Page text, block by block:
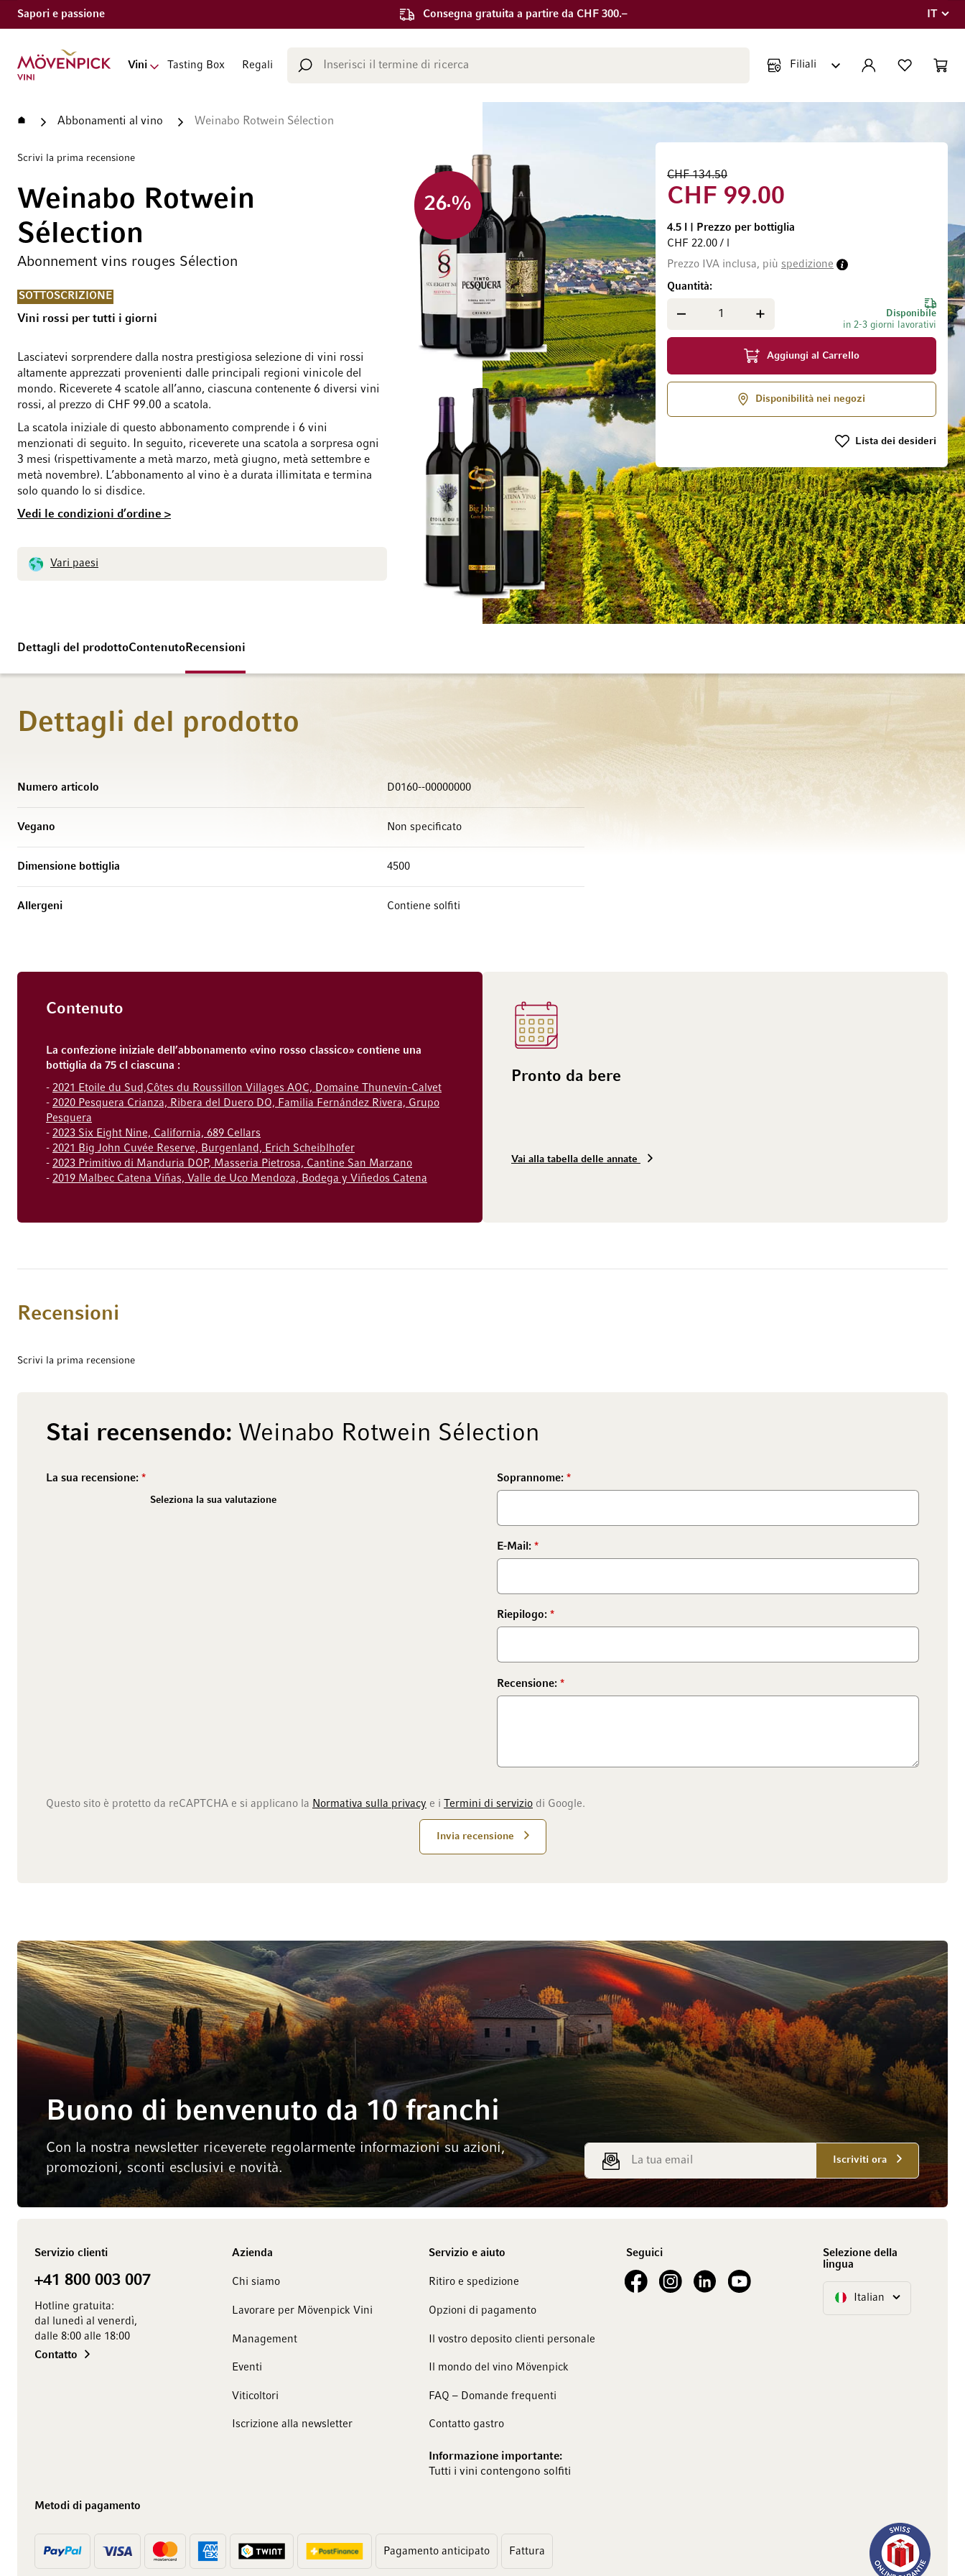
Sapori e passione Consegna gratuita a partire da CHF 300.–
Lingua
IT
Vai alla Home Page
Vini Tasting Box Regali
Cerca ACCOUNT LISTA DEI CART
Home Abbonamenti al vino Weinabo Rotwein Sélection
Scrivi la prima recensione
26%
Weinabo Rotwein
Sélection
Abonnement vins rouges Sélection
SOTTOSCRIZIONE
Vini rossi per tutti i giorni
Lasciatevi sorprendere dalla nostra prestigiosa selezione di vini rossi
altamente apprezzati provenienti dalle principali regioni vinicole del
mondo. Riceverete 4 scatole all’anno, ciascuna contenente 6 diversi vini
rossi, al prezzo di CHF 99.00 a scatola.
La scatola iniziale di questo abbonamento comprende i 6 vini
menzionati di seguito. In seguito, riceverete una scatola a sorpresa ogni
3 mesi (rispettivamente a metà marzo, metà giugno, metà settembre e
metà novembre). L’abbonamento al vino è a durata illimitata e termina
solo quando lo si disdice.
Vedi le condizioni d’ordine >
Vari paesi
CHF 99.00
CHF 134.50
4.5 l
Prezzo per bottiglia
CHF 22.00 / l
Prezzo IVA inclusa, più spedizione
Disponibile
in 2-3 giorni lavorativi
Quantità
Aggiungi al Carrello
Disponibilità nei negozi
Lista dei desideri
Vai alla fine della galleria di immaginiVai all'inizio della galleria di immagini
Dettagli del prodottoContenutoRecensioni
Dettagli del prodotto
Numero articolo D0160--00000000
Vegano Non specificato
Dimensione bottiglia 4500
Allergeni Contiene solfiti
Contenuto
La confezione iniziale dell’abbonamento «vino rosso classico» contiene una
bottiglia da 75 cl ciascuna :
- 2021 Etoile du Sud,Côtes du Roussillon Villages AOC, Domaine Thunevin-Calvet
- 2020 Pesquera Crianza, Ribera del Duero DO, Familia Fernández Rivera, Grupo
Pesquera
- 2023 Six Eight Nine, California, 689 Cellars
- 2021 Big John Cuvée Reserve, Burgenland, Erich Scheiblhofer
- 2023 Primitivo di Manduria DOP, Masseria Pietrosa, Cantine San Marzano
- 2019 Malbec Catena Viñas, Valle de Uco Mendoza, Bodega y Viñedos Catena
Pronto da bere
Vai alla tabella delle annate
Recensioni
Scrivi la prima recensione
Stai recensendo: Weinabo Rotwein Sélection
La sua recensione:
Seleziona la sua valutazione
9 stars
10 stars
Soprannome:
E-Mail:
Riepilogo:
Recensione:
Questo sito è protetto da reCAPTCHA e si applicano la Normativa sulla privacy e i Termini di servizio di Google.
Invia recensione
Buono di benvenuto da 10 franchi
Con la nostra newsletter riceverete regolarmente informazioni su azioni,
promozioni, sconti esclusivi e novità.
Indirizzo email
Iscriviti ora
Servizio clienti
+41 800 003 007
Hotline gratuita:
dal lunedì al venerdì,
dalle 8:00 alle 18:00
Contatto
Azienda
Chi siamo
Lavorare per Mövenpick Vini
Management
Eventi
Viticoltori
Iscrizione alla newsletter
Servizio e aiuto
Ritiro e spedizione
Opzioni di pagamento
Il vostro deposito clienti personale
Il mondo del vino Mövenpick
FAQ – Domande frequenti
Contatto gastro
Informazione importante:
Tutti i vini contengono solfiti
Seguici
See our FacebookSee our Instagram account
See our LinkedInSee our YouTube channel
Selezione della
lingua
Lingua Italian
Metodi di pagamento
Pagamento anticipato Fattura